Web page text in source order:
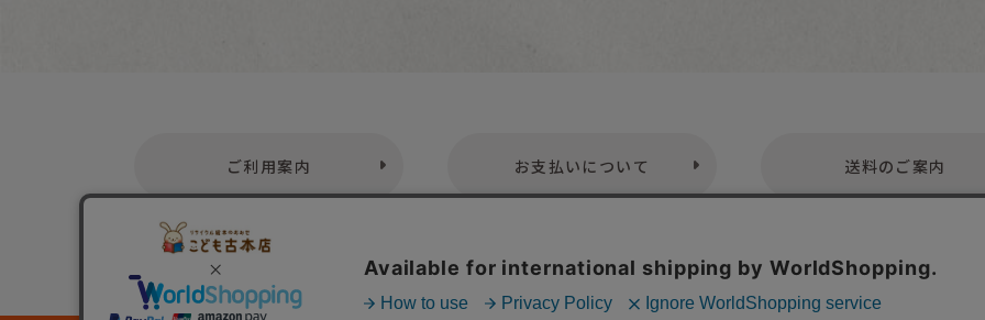
ご利用案内 お支払いについて 送料のご案内
プライバシーポリシー 特定商取引法表示 お問い合わせ